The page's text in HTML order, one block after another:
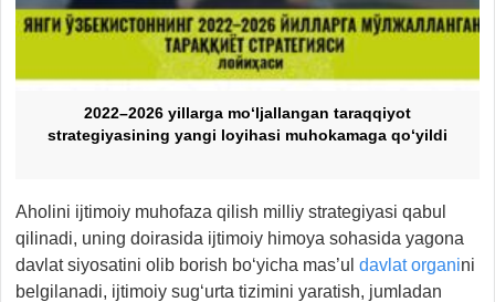
2022–2026 yillarga mo‘ljallangan taraqqiyot
strategiyasining yangi loyihasi muhokamaga qo‘yildi
Aholini ijtimoiy muhofaza qilish milliy strategiyasi qabul
qilinadi, uning doirasida ijtimoiy himoya sohasida yagona
davlat siyosatini olib borish bo‘yicha mas’ul davlat organini
belgilanadi, ijtimoiy sug‘urta tizimini yaratish, jumladan